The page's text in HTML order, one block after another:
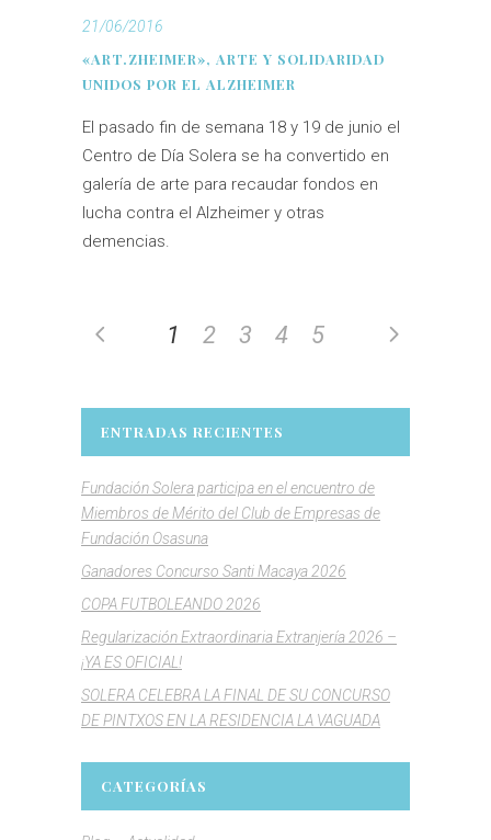
21/06/2016
«ART.ZHEIMER», ARTE Y SOLIDARIDAD
UNIDOS POR EL ALZHEIMER
El pasado fin de semana 18 y 19 de junio el
Centro de Día Solera se ha convertido en
galería de arte para recaudar fondos en
lucha contra el Alzheimer y otras
demencias.
1 2 3 4 5
ENTRADAS RECIENTES
Fundación Solera participa en el encuentro de
Miembros de Mérito del Club de Empresas de
Fundación Osasuna
Ganadores Concurso Santi Macaya 2026
COPA FUTBOLEANDO 2026
Regularización Extraordinaria Extranjería 2026 –
¡YA ES OFICIAL!
SOLERA CELEBRA LA FINAL DE SU CONCURSO
DE PINTXOS EN LA RESIDENCIA LA VAGUADA
CATEGORÍAS